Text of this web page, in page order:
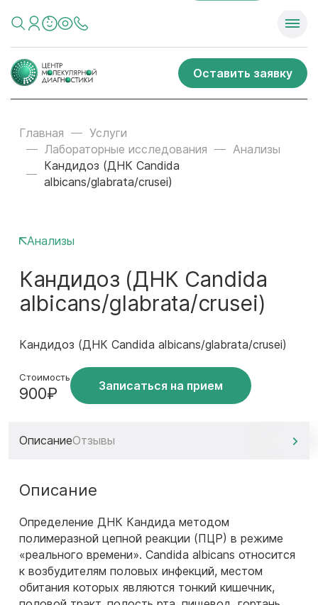
Оставить заявку
Главная
Услуги
Лабораторные исследования
Анализы
Кандидоз (ДНК Candida
albicans/glabrata/crusei)
Анализы
Кандидоз (ДНК Candida
albicans/glabrata/crusei)
Кандидоз (ДНК Candida albicans/glabrata/crusei)
Стоимость
900₽ Записаться на прием
ОписаниеОтзывы
Описание
Определение ДНК Кандида методом
полимеразной цепной реакции (ПЦР) в режиме
«реального времени». Candida albicans относится
к возбудителям половых инфекций, местом
обитания которых являются тонкий кишечник,